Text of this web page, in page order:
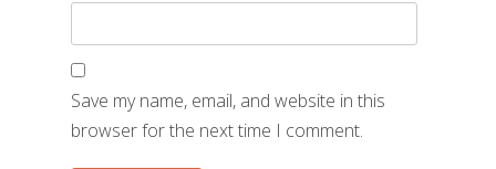
Save my name, email, and website in this
browser for the next time I comment.